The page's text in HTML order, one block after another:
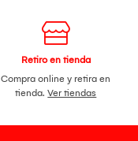
Retiro en tienda
Compra online y retira en
tienda.Ver tiendas